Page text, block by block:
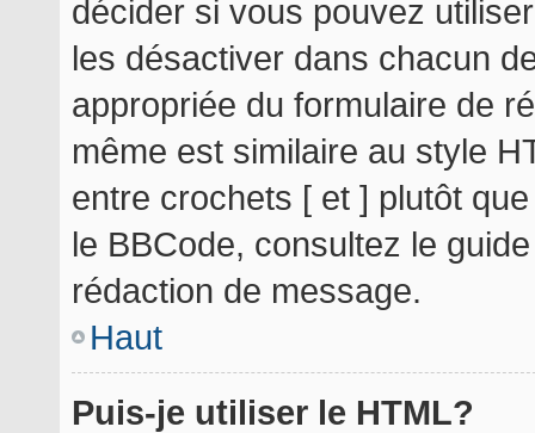
décider si vous pouvez
les désactiver dans chacun
appropriée du formulaire de
même est similaire au style
entre crochets [ et ] plutôt
le BBCode, consultez le
rédaction de message.
Haut
Puis-je utiliser le HTML?